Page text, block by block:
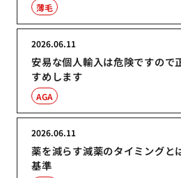
薄毛
安易な個人輸入は危険ですので
すめします
2026.06.11
AGA
薬を減らす減薬のタイミングと
基準
2026.06.11